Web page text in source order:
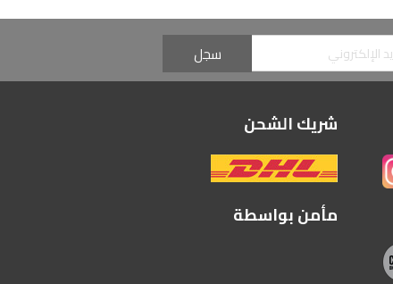
شريك الشحن
مأمن بواسطة